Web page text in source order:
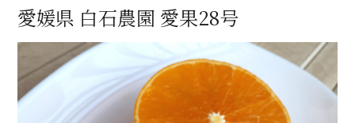
愛媛県 白石農園 愛果28号